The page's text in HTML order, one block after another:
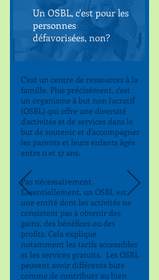
Un OSBL, c'est pour les
personnes
défavorisées, non?
C'est un centre de ressources à la
famille. Plus précisément, c'est
un organisme à but non lucratif
(OSBL) qui offre une diversité
d'activités et de services dans le
but de soutenir et d'accompagner
les parents et leurs enfants âgés
entre 0 et 17 ans.
Pas nécessairement.
Essentiellement, un OSBL est
une entité dont les activités ne
consistent pas à obtenir des
gains, des bénéfices ou des
profits. Cela explique
notamment les tarifs accessibles
et les services gratuits. Les OSBL
peuvent avoir différents buts
comme de contribuer au bien